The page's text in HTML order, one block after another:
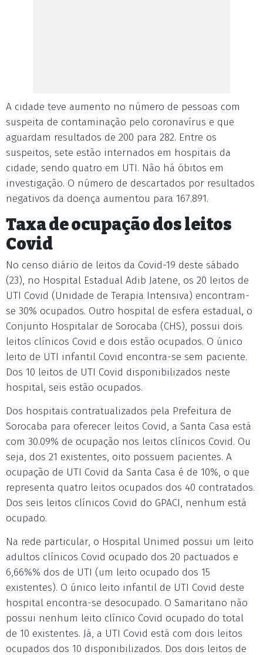
A cidade teve aumento no número de pessoas com
suspeita de contaminação pelo coronavírus e que
aguardam resultados de 200 para 282. Entre os
suspeitos, sete estão internados em hospitais da
cidade, sendo quatro em UTI. Não há óbitos em
investigação. O número de descartados por resultados
negativos da doença aumentou para 167.891.
Taxa de ocupação dos leitos
Covid
No censo diário de leitos da Covid-19 deste sábado
(23), no Hospital Estadual Adib Jatene, os 20 leitos de
UTI Covid (Unidade de Terapia Intensiva) encontram-
se 30% ocupados. Outro hospital de esfera estadual, o
Conjunto Hospitalar de Sorocaba (CHS), possui dois
leitos clínicos Covid e dois estão ocupados. O único
leito de UTI infantil Covid encontra-se sem paciente.
Dos 10 leitos de UTI Covid disponibilizados neste
hospital, seis estão ocupados.
Dos hospitais contratualizados pela Prefeitura de
Sorocaba para oferecer leitos Covid, a Santa Casa está
com 30.09% de ocupação nos leitos clínicos Covid. Ou
seja, dos 21 existentes, oito possuem pacientes. A
ocupação de UTI Covid da Santa Casa é de 10%, o que
representa quatro leitos ocupados dos 40 contratados.
Dos seis leitos clínicos Covid do GPACI, nenhum está
ocupado.
Na rede particular, o Hospital Unimed possui um leito
adultos clínicos Covid ocupado dos 20 pactuados e
6,66%% dos de UTI (um leito ocupado dos 15
existentes). O único leito infantil de UTI Covid deste
hospital encontra-se desocupado. O Samaritano não
possui nenhum leito clínico Covid ocupado do total
de 10 existentes. Já, a UTI Covid está com dois leitos
ocupados dos 10 disponibilizados. Dos dois leitos de